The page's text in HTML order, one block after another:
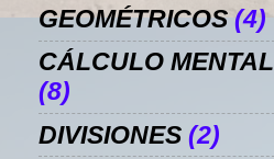
GEOMÉTRICOS (4)
CÁLCULO MENTAL
(8)
DIVISIONES (2)